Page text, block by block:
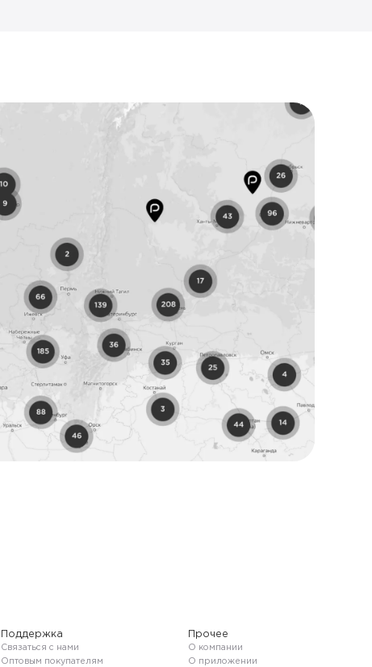
Поддержка
Связаться с нами
Оптовым покупателям
Прочее
О компании
О приложении